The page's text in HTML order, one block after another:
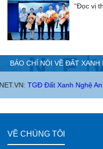
“Đọc vị
BÁO CHÍ NÓI VỀ ĐẤT XANH
Xanh Nghệ An: “Giá trị nhà
VỀ CHÚNG TÔI